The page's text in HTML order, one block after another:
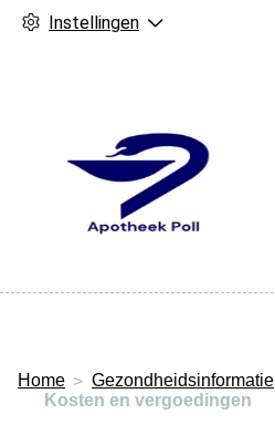
Instellingen
Home
Gezondheidsinformatie
Kosten en vergoedingen